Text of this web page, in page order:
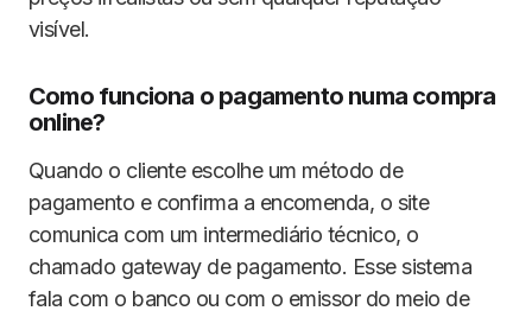
visível.
Como funciona o pagamento numa compra
online?
Quando o cliente escolhe um método de
pagamento e confirma a encomenda, o site
comunica com um intermediário técnico, o
chamado gateway de pagamento. Esse sistema
fala com o banco ou com o emissor do meio de